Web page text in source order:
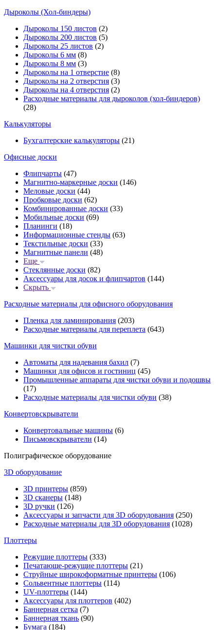
Дыроколы (Хол-биндеры)
Дыроколы 150 листов (2)
Дыроколы 200 листов (5)
Дыроколы 25 листов (2)
Дыроколы 6 мм (8)
Дыроколы 8 мм (3)
Дыроколы на 1 отверстие (8)
Дыроколы на 2 отверстия (3)
Дыроколы на 4 отверстия (2)
Расходные материалы для дыроколов (хол-биндеров)
(28)
Калькуляторы
Бухгалтерские калькуляторы (21)
Офисные доски
Флипчарты (47)
Магнитно-маркерные доски (146)
Меловые доски (44)
Пробковые доски (62)
Комбинированные доски (33)
Мобильные доски (69)
Планинги (18)
Информационные стенды (63)
Текстильные доски (33)
Магнитные панели (48)
Еще
Стеклянные доски (82)
Аксессуары для досок и флипчартов (144)
Скрыть
Расходные материалы для офисного оборудования
Пленка для ламинирования (203)
Расходные материалы для переплета (643)
Машинки для чистки обуви
Автоматы для надевания бахил (7)
Машинки для офисов и гостиниц (45)
Промышленные аппараты для чистки обуви и подошвы
(17)
Расходные материалы для чистки обуви (38)
Конвертовскрыватели
Конвертовальные машины (6)
Письмовскрыватели (14)
Полиграфическое оборудование
3D оборудование
3D принтеры (859)
3D сканеры (148)
3D ручки (126)
Аксессуары и запчасти для 3D оборудования (250)
Расходные материалы для 3D оборудования (1028)
Плоттеры
Режущие плоттеры (333)
Печатающе-режущие плоттеры (21)
Струйные широкоформатные принтеры (106)
Сольвентные плоттеры (114)
UV-плоттеры (144)
Аксессуары для плоттеров (402)
Баннерная сетка (7)
Баннерная ткань (90)
Бумага (184)